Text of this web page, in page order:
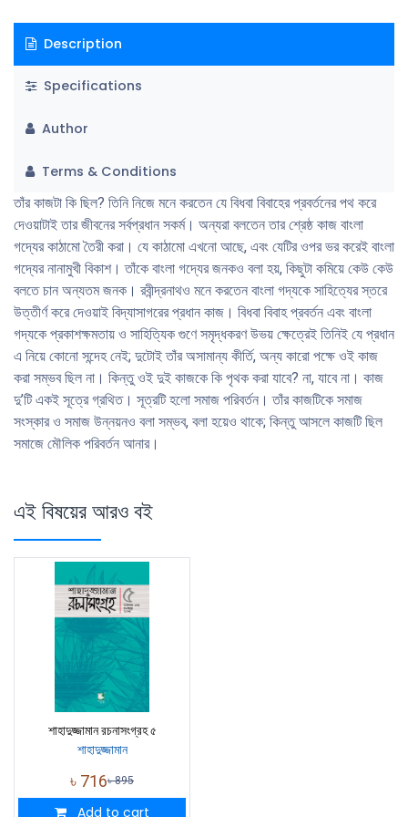
Description
Specifications
Author
Terms & Conditions
তাঁর কাজটা কি ছিল? তিনি নিজে মনে করতেন যে বিধবা বিবাহের প্রবর্তনের পথ করে
দেওয়াটাই তার জীবনের সর্বপ্রধান সকর্ম। অন্যরা বলতেন তার শ্রেষ্ঠ কাজ বাংলা
গদ্যের কাঠামাে তৈরী করা। যে কাঠামাে এখনাে আছে, এবং যেটির ওপর ভর করেই বাংলা
গদ্যের নানামুখী বিকাশ। তাঁকে বাংলা গদ্যের জনকও বলা হয়, কিছুটা কমিয়ে কেউ কেউ
বলতে চান অন্যতম জনক। রবীন্দ্রনাথও মনে করতেন বাংলা গদ্যকে সাহিত্যের স্তরে
উত্তীর্ণ করে দেওয়াই বিদ্যাসাগরের প্রধান কাজ। বিধবা বিবাহ প্রবর্তন এবং বাংলা
গদ্যকে প্রকাশক্ষমতায় ও সাহিত্যিক গুণে সমৃদ্ধকরণ উভয় ক্ষেত্রেই তিনিই যে প্রধান
এ নিয়ে কোনাে সন্দেহ নেই; দুটোই তাঁর অসামান্য কীর্তি, অন্য কারাে পক্ষে ওই কাজ
করা সম্ভব ছিল না। কিন্তু ওই দুই কাজকে কি পৃথক করা যাবে? না, যাবে না। কাজ
দু’টি একই সূত্রে গ্রথিত। সূত্রটি হলাে সমাজ পরিবর্তন। তাঁর কাজটিকে সমাজ
সংস্কার ও সমাজ উন্নয়নও বলা সম্ভব, বলা হয়েও থাকে; কিন্তু আসলে কাজটি ছিল
সমাজে মৌলিক পরিবর্তন আনার।
এই বিষয়ের আরও বই
শাহাদুজ্জামান রচনাসংগ্রহ ৫
শাহাদুজ্জামান
৳ 716৳895
Add to cart